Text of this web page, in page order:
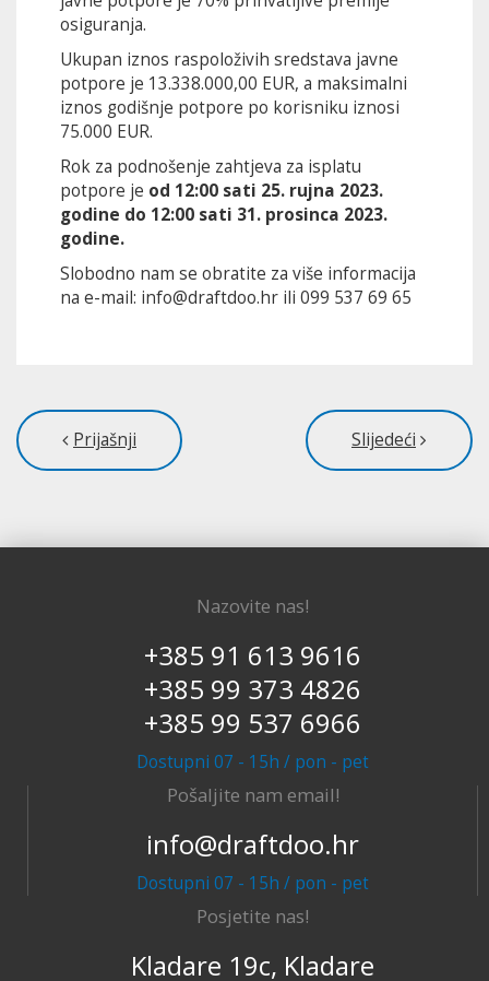
osiguranja.
Ukupan iznos raspoloživih sredstava javne
potpore je 13.338.000,00 EUR, a maksimalni
iznos godišnje potpore po korisniku iznosi
75.000 EUR.
Rok za podnošenje zahtjeva za isplatu
potpore je od 12:00 sati 25. rujna 2023.
godine do 12:00 sati 31. prosinca 2023.
godine.
Slobodno nam se obratite za više informacija
na e-mail: info@draftdoo.hr ili 099 537 69 65
Prijašnji Slijedeći
Nazovite nas!
+385 91 613 9616
+385 99 373 4826
+385 99 537 6966
Dostupni 07 - 15h / pon - pet
Pošaljite nam email!
info@draftdoo.hr
Dostupni 07 - 15h / pon - pet
Posjetite nas!
Kladare 19c, Kladare